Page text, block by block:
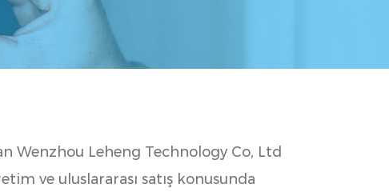
Wenzhou Leheng Technology Co, Ltd
ve uluslararası satış konusunda